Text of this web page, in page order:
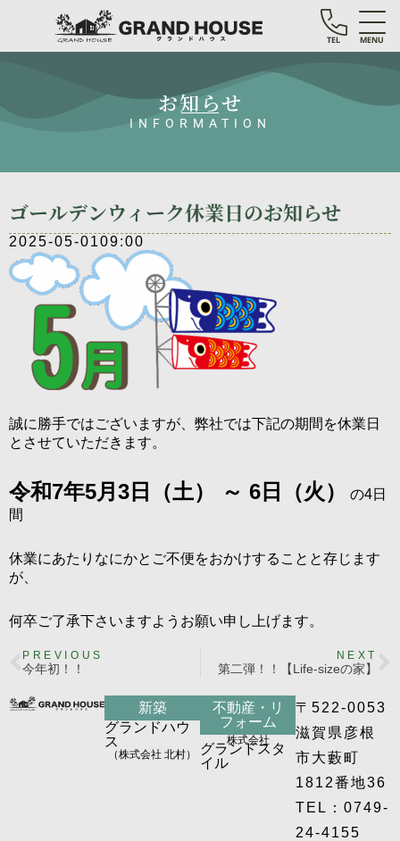
TEL MENU
お知らせ
INFORMATION
ゴールデンウィーク休業日のお知らせ
2025-05-0109:00
誠に勝手ではございますが、弊社では下記の期間を休業日
とさせていただきます。
令和7年5月3日（土） ～ 6 日（火）
の4日
間
休業にあたりなにかとご不便をおかけすることと存じます
が、
何卒ご了承下さいますようお願い申し上げます。
PREVIOUS
今年初！！
NEXT
第二弾！！【Life-sizeの家】
新築
グランドハウ
ス
（株式会社 北村）
不動産・リ
フォーム
株式会社
グランドスタ
イル
〒522-0053
滋賀県彦根
市大藪町
1812番地36
TEL：0749-
24-4155